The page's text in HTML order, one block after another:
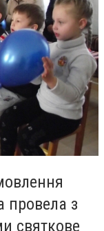
провела з
святкове